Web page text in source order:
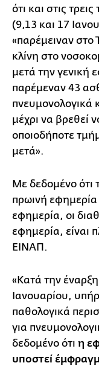
ότι και στις
(9,13 και 17
«παρέμειναν στο
κλίνη στο
μετά την γενική
παρέμεναν 43
πνευμονολογικά
μέχρι να βρεθεί
οποιοδήποτε
μετά».
Με δεδομένο ότι
πρωινή
εφημερία, οι
εφημερία, είναι
ΕΙΝΑΠ.
«Κατά την
Ιανουαρίου,
παθολογικά
για
δεδομένο ότι η
υποστεί